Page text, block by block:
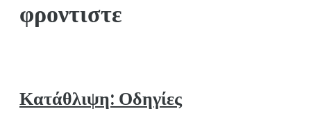
φροντιστε
Κατάθλιψη: Οδηγίες